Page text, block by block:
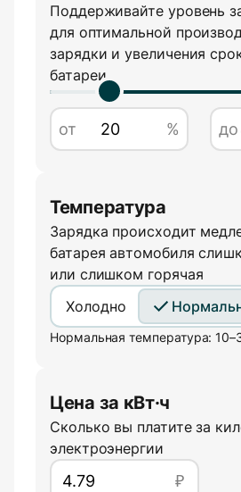
Сила тока
Поддерживайте уровень
для оптимальной
зарядки и увеличения
батареи
от % до
Температура
Зарядка происходит
батарея автомобиля
или слишком горячая
Холодно
Нормальная температура:
Цена за кВт·ч
Сколько вы платите за
электроэнергии
₽